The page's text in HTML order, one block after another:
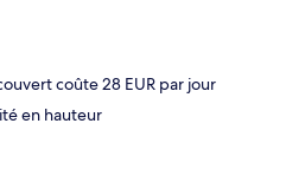
coûte 28 EUR par jour
en hauteur